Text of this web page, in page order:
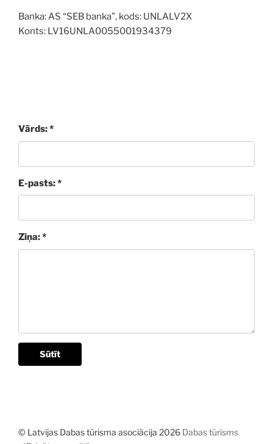
Banka: AS “SEB banka”, kods: UNLALV2X
Konts: LV16UNLA0055001934379
Vārds: *
E-pasts: *
Ziņa: *
Sūtīt
© Latvijas Dabas tūrisma asociācija 2026 Dabas tūrisms